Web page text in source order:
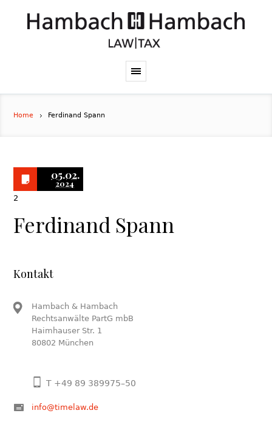
Home Ferdinand Spann
05.02.
2024
2
Ferdinand Spann
Kontakt
Hambach & Hambach
Rechtsanwälte PartG mbB
Haimhauser Str. 1
80802 München
T +49 89 389975–50
info@timelaw.de